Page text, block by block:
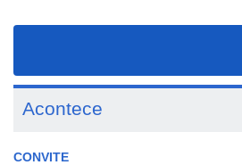
Acontece
CONVITE